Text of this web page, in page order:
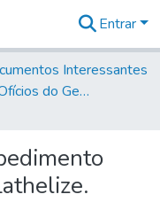
Entrar
Interessantes
Volume 84 - Ofícios do General Martins Lopes de Saldanha (Governador da Capitania): 1782- 1786